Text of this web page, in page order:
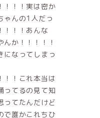
！！！実は密か
ゃんの1人だっ
！！！あんな
か！！！！！
になってしまっ
！！これ本当は
ってるの見て知
ってたんだけど
で誰かこれちひ